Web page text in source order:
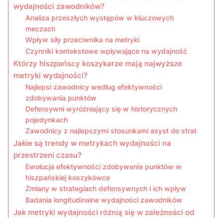
wydajności zawodników?
Analiza przeszłych występów w kluczowych
meczach
Wpływ siły przeciwnika na metryki
Czynniki kontekstowe wpływające na wydajność
Którzy hiszpańscy koszykarze mają najwyższe
metryki wydajności?
Najlepsi zawodnicy według efektywności
zdobywania punktów
Defensywni wyróżniający się w historycznych
pojedynkach
Zawodnicy z najlepszymi stosunkami asyst do strat
Jakie są trendy w metrykach wydajności na
przestrzeni czasu?
Ewolucja efektywności zdobywania punktów w
hiszpańskiej koszykówce
Zmiany w strategiach defensywnych i ich wpływ
Badania longitudinalne wydajności zawodników
Jak metryki wydajności różnią się w zależności od